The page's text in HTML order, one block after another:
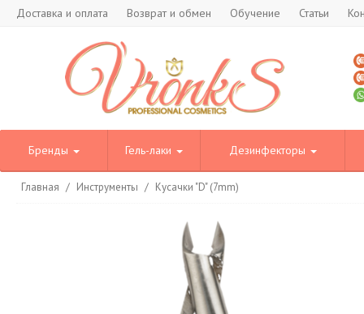
Доставка и оплата Возврат и обмен Обучение Статьи
Бренды Гель-лаки Дезинфекторы
Главная / Инструменты / Кусачки "D" (7mm)